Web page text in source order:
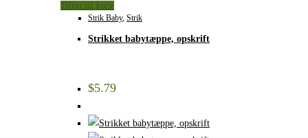
Tilføj til kurv
Strik Baby, Strik
Strikket babytæppe, opskrift
$5.79